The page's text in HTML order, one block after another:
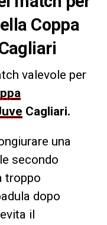
Coppa
valevole per
Cagliari.
una
secondo
troppo
dopo
il